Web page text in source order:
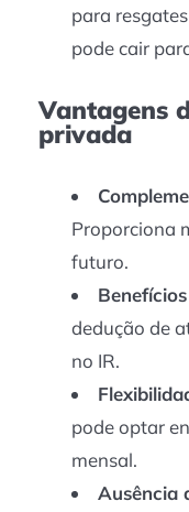
para
pode cair
Vantagens
privada
Proporciona
futuro.
dedução de
no IR.
pode optar
mensal.
Ausência